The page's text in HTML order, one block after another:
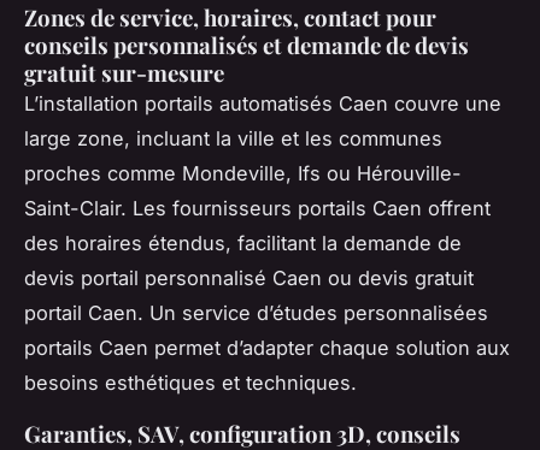
Zones de service, horaires, contact pour
conseils personnalisés et demande de devis
gratuit sur-mesure
L’installation portails automatisés Caen couvre une
large zone, incluant la ville et les communes
proches comme Mondeville, Ifs ou Hérouville-
Saint-Clair. Les fournisseurs portails Caen offrent
des horaires étendus, facilitant la demande de
devis portail personnalisé Caen ou devis gratuit
portail Caen. Un service d’études personnalisées
portails Caen permet d’adapter chaque solution aux
besoins esthétiques et techniques.
Garanties, SAV, configuration 3D, conseils